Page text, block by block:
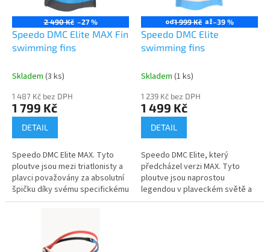
2 490 Kč –27 %
Speedo DMC Elite MAX Fin
swimming fins
Skladem (3 ks)
1 487 Kč bez DPH
1 799 Kč
DETAIL
Speedo DMC Elite MAX. Tyto
ploutve jsou mezi triatlonisty a
plavci považovány za absolutní
špičku díky svému specifickému
designu. Tréninkové ploutve
od1 999 Kč až–39 %
Speedo DMC Elite
swimming fins
Skladem (1 ks)
1 239 Kč bez DPH
1 499 Kč
DETAIL
Speedo DMC Elite, který
předcházel verzi MAX. Tyto
ploutve jsou naprostou
legendou v plaveckém světě a
pro e-shop zaměřený na triatlon